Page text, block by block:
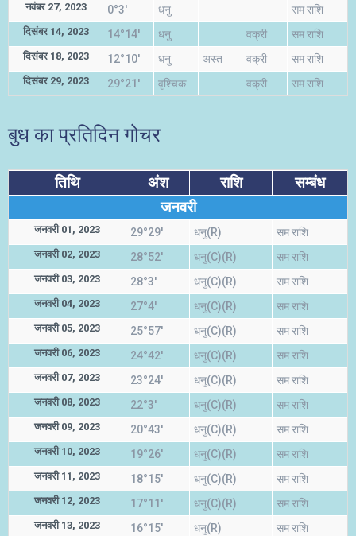
नवंबर 27, 2023 0°3' धनु सम राशि
दिसंबर 14, 2023 14°14' धनु वक्री सम राशि
दिसंबर 18, 2023 12°10' धनु अस्त वक्री सम राशि
दिसंबर 29, 2023 29°21' वृश्चिक वक्री सम राशि
बुध का प्रतिदिन गोचर
तिथि अंश राशि
सम्बंध
जनवरी
जनवरी 01, 2023 29°29' धनु(R) सम राशि
जनवरी 02, 2023 28°52' धनु(C)(R) सम राशि
जनवरी 03, 2023 28°3' धनु(C)(R) सम राशि
जनवरी 04, 2023 27°4' धनु(C)(R) सम राशि
जनवरी 05, 2023 25°57' धनु(C)(R) सम राशि
जनवरी 06, 2023 24°42' धनु(C)(R) सम राशि
जनवरी 07, 2023 23°24' धनु(C)(R) सम राशि
जनवरी 08, 2023 22°3' धनु(C)(R) सम राशि
जनवरी 09, 2023 20°43' धनु(C)(R) सम राशि
जनवरी 10, 2023 19°26' धनु(C)(R) सम राशि
जनवरी 11, 2023 18°15' धनु(C)(R) सम राशि
जनवरी 12, 2023 17°11' धनु(C)(R) सम राशि
जनवरी 13, 2023 16°15' धनु(R) सम राशि